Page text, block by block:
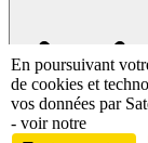
En poursuivant
de cookies et
vos données par
- voir notre